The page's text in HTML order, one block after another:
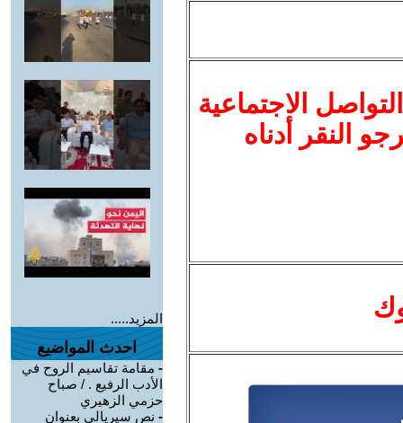
الاجتماعية
النقر أدناه
المزيد.....
احدث المواضيع
- مقامة تقاسيم الروح في
الأدب الرفيع . / صباح
حزمي الزهيري
- نص سيريالي بعنوان